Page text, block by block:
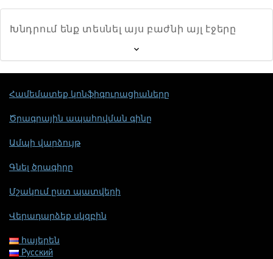
Խնդրում ենք տեսնել այս բաժնի այլ էջերը
Համեմատեք կոնֆիգուրացիաները
Ծրագրային ապահովման գինը
Ամպի վարձույթ
Գնել ծրագիրը
Մշակում ըստ պատվերի
Վերադարձեք սկզբին
հայերեն
Русский